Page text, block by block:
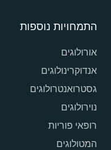
התמחויות נוספות
אורולוגים
אנדוקרינולוגים
גסטרואנטרולוגים
נוירולוגים
רופאי פוריות
המטולוגים